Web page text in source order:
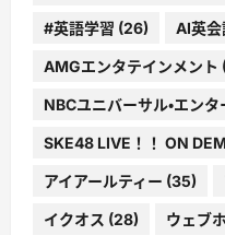
#英語学習 (26) AI英会
AMGエンタテインメント
NBCユニバーサル・エン
SKE48 LIVE！！ ON
アイアールティー (35)
イクオス (28) ウェブ